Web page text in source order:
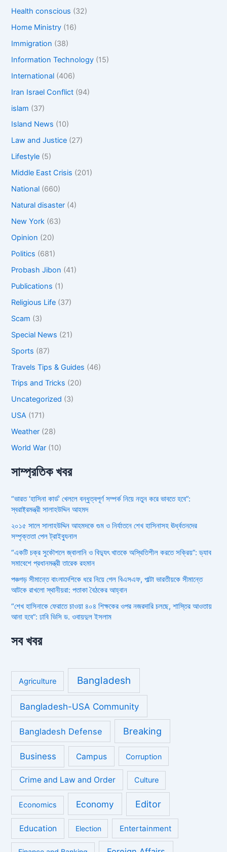
Health conscious (32)
Home Ministry (16)
Immigration (38)
Information Technology (15)
International (406)
Iran Israel Conflict (94)
islam (37)
Island News (10)
Law and Justice (27)
Lifestyle (5)
Middle East Crisis (201)
National (660)
Natural disaster (4)
New York (63)
Opinion (20)
Politics (681)
Probash Jibon (41)
Publications (1)
Religious Life (37)
Scam (3)
Special News (21)
Sports (87)
Travels Tips & Guides (46)
Trips and Tricks (20)
Uncategorized (3)
USA (171)
Weather (28)
World War (10)
সাম্প্রতিক খবর
“ভারত ‘হাসিনা কার্ড’ খেললে বন্ধুত্বপূর্ণ সম্পর্ক নিয়ে নতুন করে ভাবতে হবে”:
স্বরাষ্ট্রমন্ত্রী সালাহউদ্দিন আহমদ
২০১৫ সালে সালাহউদ্দিন আহমদকে গুম ও নির্যাতনে শেখ হাসিনাসহ ঊর্ধ্বতনদের
সম্পৃক্ততা পেল ট্রাইব্যুনাল
“একটি চক্র সুকৌশলে জ্বালানি ও বিদ্যুৎ খাতকে অস্থিতিশীল করতে সক্রিয়”: ড্যাব
সমাবেশে প্রধানমন্ত্রী তারেক রহমান
পঞ্চগড় সীমান্তে বাংলাদেশিকে ধরে নিয়ে গেল বিএসএফ, পাল্টা ভারতীয়কে সীমান্তে
আটকে রাখলো স্থানীয়রা: পতাকা বৈঠকের আহ্বান
“শেখ হাসিনাকে ফেরাতে চাওয়া ৪০৪ শিক্ষকের ওপর নজরদারি চলছে, শাস্তির আওতায়
আনা হবে”: ঢাবি ভিসি ড. ওবায়দুল ইসলাম
সব খবর
Agriculture Bangladesh
Bangladesh-USA Community
Bangladesh Defense Breaking
Business Campus Corruption
Crime and Law and Order Culture
Economics Economy Editor
Education Election Entertainment